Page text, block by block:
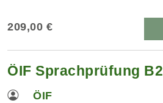
209,00 €
ÖIF Sprachprüfung B2
ÖIF